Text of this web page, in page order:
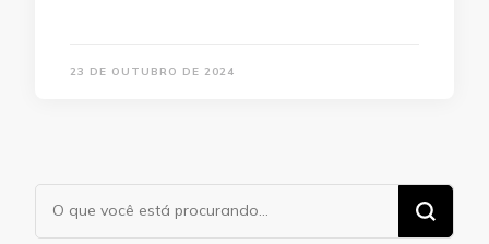
23 DE OUTUBRO DE 2024
Procurando
algo?